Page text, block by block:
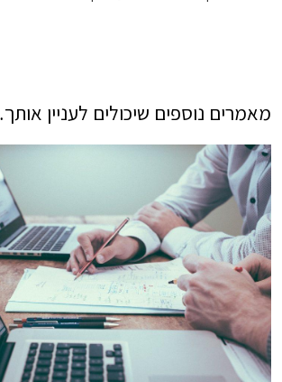
מאמרים נוספים שיכולים לעניין